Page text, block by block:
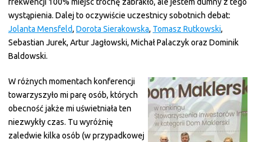
wystąpienia. Dalej to oczywiście uczestnicy sobotnich debat:
Jolanta Mensfeld, Dorota Sierakowska, Tomasz Rutkowski,
Sebastian Jurek, Artur Jagłowski, Michał Palaczyk oraz Dominik
Baldowski.
W różnych momentach konferencji
towarzyszyło mi parę osób, których
obecność jakże mi uświetniała ten
niezwykły czas. Tu wyróżnię
zaledwie kilka osób (w przypadkowej